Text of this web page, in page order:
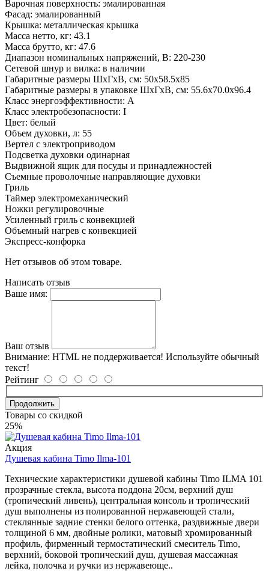
Варочная поверхность: эмалированная
Фасад: эмалированный
Крышка: металлическая крышка
Масса нетто, кг: 43.1
Масса брутто, кг: 47.6
Диапазон номинальных напряжений, В: 220-230
Сетевой шнур и вилка: в наличии
Габаритные размеры ШхГхВ, см: 50x58.5x85
Габаритные размеры в упаковке ШхГхВ, см: 55.6x70.0x96.4
Класс энергоэффективности: A
Класс электробезопасности: I
Цвет: белый
Объем духовки, л: 55
Вертел с электроприводом
Подсветка духовки одинарная
Выдвижной ящик для посуды и принадлежностей
Съемные проволочные направляющие духовки
Гриль
Таймер электромеханический
Ножки регулировочные
Усиленный гриль с конвекцией
Объемный нагрев с конвекцией
Экспресс-конфорка
Нет отзывов об этом товаре.
Написать отзыв
Ваше имя:
Ваш отзыв
Внимание: HTML не поддерживается! Используйте обычный
текст!
Рейтинг
Продолжить
Товары со скидкой
25%
Акция
Душевая кабина Timo Ilma-101
Технические характеристики душевой кабины Timo ILMA 101
прозрачные стекла, высота поддона 20см, верхний душ
(тропический ливень), центральная консоль и тропический
душ выполнены из полированной нержавеющей стали,
стеклянные задние стенки белого оттенка, раздвижные двери
толщиной 6 мм, двойные ролики, матовый хромированный
профиль, фирменный термостатический смеситель Timo,
верхний, боковой тропический душ, душевая массажная
лейка, полочка и ручки из нержавеюще..